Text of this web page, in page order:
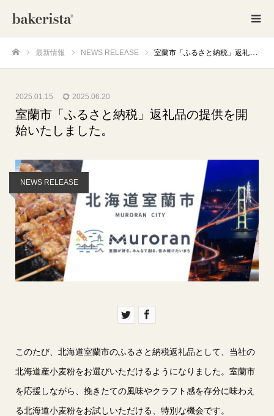
最新情報 NEWS RELEASE 室蘭市「ふるさと納税」返礼品の提供を開始いたしました。
2025.01.15 2025.06.20
室蘭市「ふるさと納税」返礼品の提供を開
始いたしました。
NEWS RELEASE
このたび、北海道室蘭市のふるさと納税返礼品として、当社の
北海道産小麦粉をお選びいただけるようになりました。室蘭市
を応援しながら、挽きたての風味やクラフト感を存分に味わえ
る北海道小麦粉をお試しいただける、特別な機会です。